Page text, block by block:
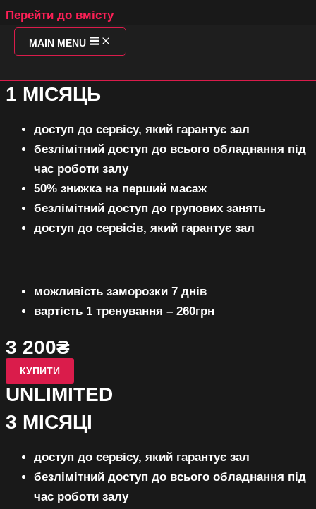
Перейти до вмісту
MAIN MENU
ПОСЛУГИ SOFIIVKA
1 МІСЯЦЬ
доступ до сервісу, який гарантує зал
безлімітний доступ до всього обладнання під
час роботи залу
50% знижка на перший масаж
безлімітний доступ до групових занять
доступ до сервісів, який гарантує зал
можливість заморозки 7 днів
вартість 1 тренування – 260грн
3 200₴
КУПИТИ
UNLIMITED
3 МІСЯЦІ
доступ до сервісу, який гарантує зал
безлімітний доступ до всього обладнання під
час роботи залу